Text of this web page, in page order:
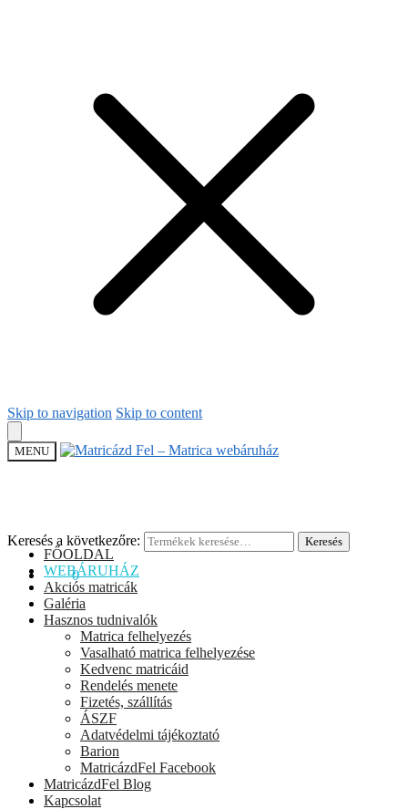
Skip to navigation Skip to content
MENU
Keresés a következőre: Keresés
0Ft 0
FŐOLDAL
WEBÁRUHÁZ
Akciós matricák
Galéria
Hasznos tudnivalók
Matrica felhelyezés
Vasalható matrica felhelyezése
Kedvenc matricáid
Rendelés menete
Fizetés, szállítás
ÁSZF
Adatvédelmi tájékoztató
Barion
MatricázdFel Facebook
MatricázdFel Blog
Kapcsolat